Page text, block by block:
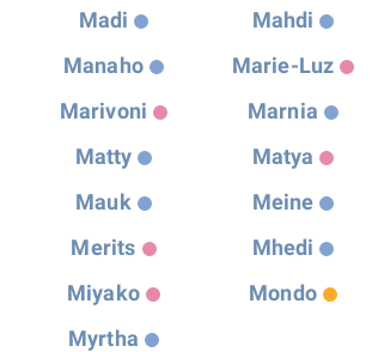
Madi
Mahdi
Manaho
Marie-Luz
Marivoni
Marnia
Matty
Matya
Mauk
Meine
Merits
Mhedi
Miyako
Mondo
Myrtha